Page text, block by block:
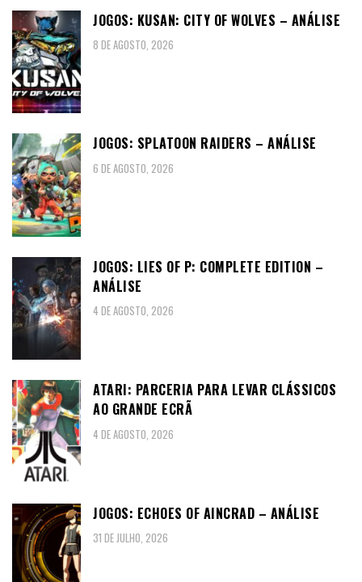
JOGOS: KUSAN: CITY OF WOLVES – ANÁLISE
8 DE AGOSTO, 2026
JOGOS: SPLATOON RAIDERS – ANÁLISE
6 DE AGOSTO, 2026
JOGOS: LIES OF P: COMPLETE EDITION –
ANÁLISE
4 DE AGOSTO, 2026
ATARI: PARCERIA PARA LEVAR CLÁSSICOS
AO GRANDE ECRÃ
4 DE AGOSTO, 2026
JOGOS: ECHOES OF AINCRAD – ANÁLISE
31 DE JULHO, 2026